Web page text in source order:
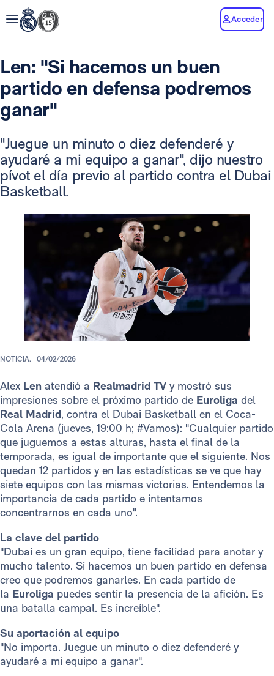
Acceder
Len: "Si hacemos un buen
partido en defensa podremos
ganar"
"Juegue un minuto o diez defenderé y
ayudaré a mi equipo a ganar", dijo nuestro
pívot el día previo al partido contra el Dubai
Basketball.
NOTICIA. 04/02/2026
Alex Len atendió a Realmadrid TV y mostró sus
impresiones sobre el próximo partido de Euroliga del
Real Madrid, contra el Dubai Basketball en el Coca-
Cola Arena (jueves, 19:00 h; #Vamos): "Cualquier partido
que juguemos a estas alturas, hasta el final de la
temporada, es igual de importante que el siguiente. Nos
quedan 12 partidos y en las estadísticas se ve que hay
siete equipos con las mismas victorias. Entendemos la
importancia de cada partido e intentamos
concentrarnos en cada uno".
La clave del partido
"Dubai es un gran equipo, tiene facilidad para anotar y
mucho talento. Si hacemos un buen partido en defensa
creo que podremos ganarles. En cada partido de
la Euroliga puedes sentir la presencia de la afición. Es
una batalla campal. Es increíble".
Su aportación al equipo
"No importa. Juegue un minuto o diez defenderé y
ayudaré a mi equipo a ganar".